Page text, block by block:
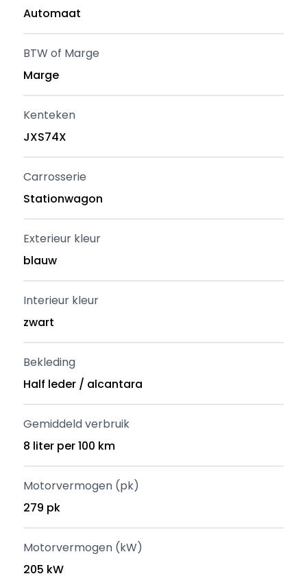
Automaat
BTW of Marge
Marge
Kenteken
JXS74X
Carrosserie
Stationwagon
Exterieur kleur
blauw
Interieur kleur
zwart
Bekleding
Half leder / alcantara
Gemiddeld verbruik
8 liter per 100 km
Motorvermogen (pk)
279 pk
Motorvermogen (kW)
205 kW